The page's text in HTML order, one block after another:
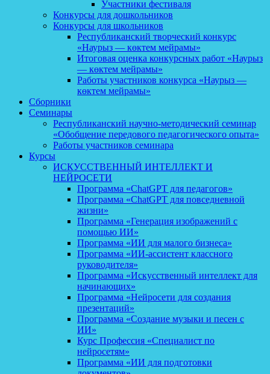
Участники фестиваля
Конкурсы для дошкольников
Конкурсы для школьников
Республиканский творческий конкурс
«Наурыз — көктем мейрамы»
Итоговая оценка конкурсных работ «Наурыз
— көктем мейрамы»
Работы участников конкурса «Наурыз —
көктем мейрамы»
Сборники
Семинары
Республиканский научно-методический семинар
«Обобщение передового педагогического опыта»
Работы участников семинара
Курсы
ИСКУССТВЕННЫЙ ИНТЕЛЛЕКТ И
НЕЙРОСЕТИ
Программа «ChatGPT для педагогов»
Программа «ChatGPT для повседневной
жизни»
Программа «Генерация изображений с
помощью ИИ»
Программа «ИИ для малого бизнеса»
Программа «ИИ-ассистент классного
руководителя»
Программа «Искусственный интеллект для
начинающих»
Программа «Нейросети для создания
презентаций»
Программа «Создание музыки и песен с
ИИ»
Курс Профессия «Специалист по
нейросетям»
Программа «ИИ для подготовки